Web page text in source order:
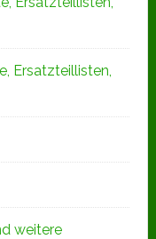
Ersatzteillisten,
weitere